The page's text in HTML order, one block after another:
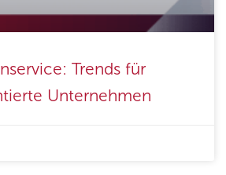
Trends für
Unternehmen